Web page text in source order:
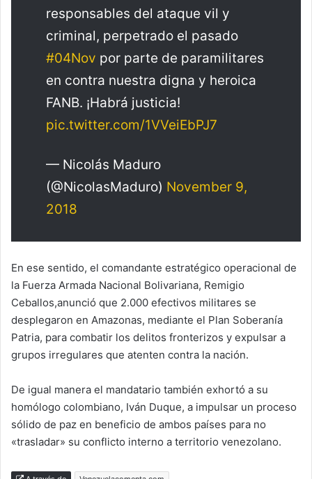
responsables del ataque vil y
criminal, perpetrado el pasado
#04Nov por parte de paramilitares
en contra nuestra digna y heroica
FANB. ¡Habrá justicia!
pic.twitter.com/1VVeiEbPJ7
— Nicolás Maduro
(@NicolasMaduro) November 9,
2018
En ese sentido, el comandante estratégico operacional de
la Fuerza Armada Nacional Bolivariana, Remigio
Ceballos,anunció que 2.000 efectivos militares se
desplegaron en Amazonas, mediante el Plan Soberanía
Patria, para combatir los delitos fronterizos y expulsar a
grupos irregulares que atenten contra la nación.
De igual manera el mandatario también exhortó a su
homólogo colombiano, Iván Duque, a impulsar un proceso
sólido de paz en beneficio de ambos países para no
«trasladar» su conflicto interno a territorio venezolano.